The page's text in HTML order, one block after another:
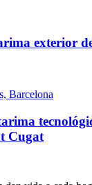
exterior
Barcelona
Cugat